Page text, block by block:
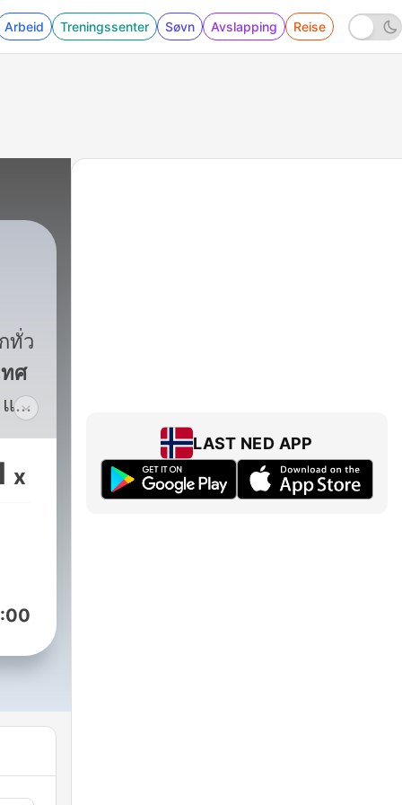
Arbeid Treningssenter Søvn Avslapping Reise
ทั่ว
ศ
ละ
x
LAST NED APP